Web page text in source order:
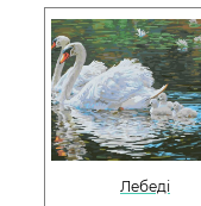
Лебеді